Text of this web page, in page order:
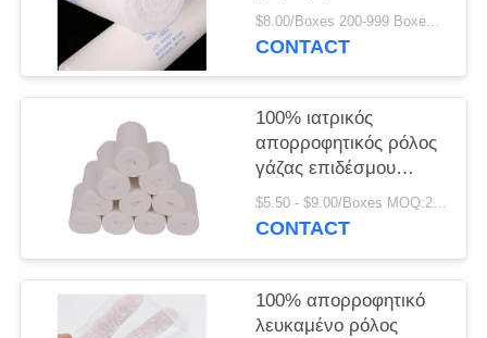
PRIVACY
POLICY
περικαλύμματα ρόλων
γάζας βαμβακιού
$8.00/Boxes 200-999 Boxes MOQ:200 κιβώτια
CONTACT
100% ιατρικός
απορροφητικός ρόλος
γάζας επιδέσμου
ρόλων γάζας
βαμβακιού
$5.50 - $9.00/Boxes MOQ:200 κιβώτια
CONTACT
100% απορροφητικό
λευκαμένο ρόλος